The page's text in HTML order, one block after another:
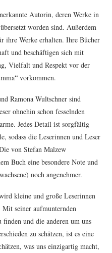
Autorin, deren Werke in
worden sind. Außerdem
ihre Werke erhalten. Ihre Bücher
und beschäftigen sich mit
Vielfalt und Respekt vor der
vorkommen.
Ramona Wultschner sind
ohnehin schon fesselnden
Jedes Detail ist sorgfältig
sodass die Leserinnen und Leser
von Stefan Malzew
Buch eine besondere Note und
noch angenehmer.
kleine und große Leserinnen
Mit seiner aufmunternden
und die anderen um uns
zu schätzen, ist es eine
was uns einzigartig macht,